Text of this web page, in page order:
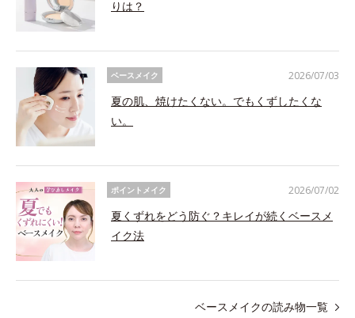
りは？
ベースメイク
夏の肌、焼けたくない。でもくずしたくな
い。
2026/07/03
ポイントメイク
夏くずれをどう防ぐ？キレイが続くベースメ
イク法
2026/07/02
ベースメイクの読み物一覧